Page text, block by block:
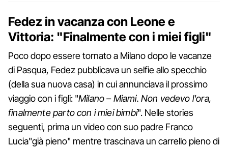
Fedez in vacanza con Leone e
Vittoria: "Finalmente con i miei figli"
Poco dopo essere tornato a Milano dopo le vacanze
di Pasqua, Fedez pubblicava un selfie allo specchio
(della sua nuova casa) in cui annunciava il prossimo
viaggio con i figli: "Milano – Miami. Non vedevo l'ora,
finalmente parto con i miei bimbi". Nelle stories
seguenti, prima un video con suo padre Franco
Lucia"già pieno" mentre trascinava un carrello pieno di